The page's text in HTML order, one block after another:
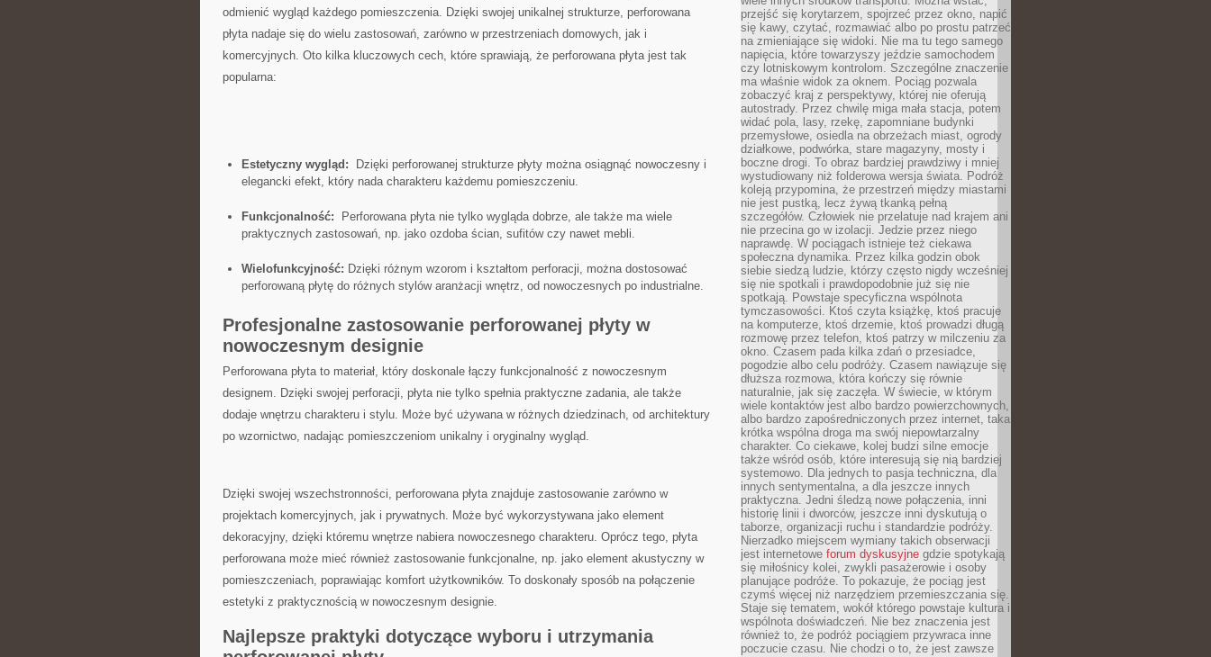
‍odmienić wygląd każdego pomieszczenia. Dzięki swojej⁣ unikalnej strukturze, perforowana⁤
płyta ⁤nadaje się do wielu zastosowań, zarówno​ w ⁣przestrzeniach domowych,‍ jak i
komercyjnych. Oto kilka kluczowych cech, które sprawiają, że ⁤perforowana płyta jest ​tak
popularna:
Estetyczny wygląd: ⁣ Dzięki perforowanej ⁤strukturze ‌płyty można osiągnąć nowoczesny i
elegancki efekt, który nada charakteru każdemu pomieszczeniu.
Funkcjonalność: ‍ Perforowana płyta nie tylko⁣ wygląda ​dobrze, ale ​także ma wiele
praktycznych⁢ zastosowań, np. jako ozdoba ścian, sufitów czy nawet mebli.
Wielofunkcyjność: Dzięki różnym wzorom i ⁣kształtom ‌perforacji,​ można dostosować
perforowaną ⁢płytę do różnych stylów aranżacji wnętrz, od ⁢nowoczesnych po industrialne.
Profesjonalne zastosowanie perforowanej‍ płyty w
nowoczesnym designie
Perforowana płyta to⁤ materiał,​ który doskonale ⁣łączy ‌funkcjonalność z nowoczesnym
designem.⁤ Dzięki swojej perforacji, płyta nie tylko spełnia praktyczne zadania, ale‍ także
⁤dodaje wnętrzu charakteru i stylu.⁣ Może być ‍używana w różnych dziedzinach, od architektury
po wzornictwo, nadając pomieszczeniom⁤ unikalny i oryginalny‍ wygląd.
Dzięki‌ swojej wszechstronności, perforowana płyta ⁢znajduje zastosowanie zarówno w ​
projektach komercyjnych, jak i prywatnych. Może być wykorzystywana jako element
dekoracyjny, dzięki któremu wnętrze​ nabiera nowoczesnego charakteru. Oprócz tego, płyta
perforowana⁢ może mieć również zastosowanie ⁤funkcjonalne, np. jako element akustyczny⁣ w‌
pomieszczeniach, poprawiając komfort użytkowników. To ⁤doskonały sposób na połączenie
estetyki z praktycznością ⁣w nowoczesnym designie.
Najlepsze praktyki dotyczące wyboru i⁤ utrzymania
przejść się korytarzem, spojrzeć przez okno, napić
się kawy, czytać, rozmawiać albo po prostu patrzeć
na zmieniające się widoki. Nie ma tu tego samego
napięcia, które towarzyszy jeździe samochodem
czy lotniskowym kontrolom. Szczególne znaczenie
ma właśnie widok za oknem. Pociąg pozwala
zobaczyć kraj z perspektywy, której nie oferują
autostrady. Przez chwilę miga mała stacja, potem
widać pola, lasy, rzekę, zapomniane budynki
przemysłowe, osiedla na obrzeżach miast, ogrody
działkowe, podwórka, stare magazyny, mosty i
boczne drogi. To obraz bardziej prawdziwy i mniej
wystudiowany niż folderowa wersja świata. Podróż
koleją przypomina, że przestrzeń między miastami
nie jest pustką, lecz żywą tkanką pełną
szczegółów. Człowiek nie przelatuje nad krajem ani
nie przecina go w izolacji. Jedzie przez niego
naprawdę. W pociągach istnieje też ciekawa
społeczna dynamika. Przez kilka godzin obok
siebie siedzą ludzie, którzy często nigdy wcześniej
się nie spotkali i prawdopodobnie już się nie
spotkają. Powstaje specyficzna wspólnota
tymczasowości. Ktoś czyta książkę, ktoś pracuje
na komputerze, ktoś drzemie, ktoś prowadzi długą
rozmowę przez telefon, ktoś patrzy w milczeniu za
okno. Czasem pada kilka zdań o przesiadce,
pogodzie albo celu podróży. Czasem nawiązuje się
dłuższa rozmowa, która kończy się równie
naturalnie, jak się zaczęła. W świecie, w którym
wiele kontaktów jest albo bardzo powierzchownych,
albo bardzo zapośredniczonych przez internet, taka
krótka wspólna droga ma swój niepowtarzalny
charakter. Co ciekawe, kolej budzi silne emocje
także wśród osób, które interesują się nią bardziej
systemowo. Dla jednych to pasja techniczna, dla
innych sentymentalna, a dla jeszcze innych
praktyczna. Jedni śledzą nowe połączenia, inni
historię linii i dworców, jeszcze inni dyskutują o
taborze, organizacji ruchu i standardzie podróży.
Nierzadko miejscem wymiany takich obserwacji
jest internetowe forum dyskusyjne gdzie spotykają
się miłośnicy kolei, zwykli pasażerowie i osoby
planujące podróże. To pokazuje, że pociąg jest
czymś więcej niż narzędziem przemieszczania się.
Staje się tematem, wokół którego powstaje kultura i
wspólnota doświadczeń. Nie bez znaczenia jest
również to, że podróż pociągiem przywraca inne
poczucie czasu. Nie chodzi o to, że jest zawsze